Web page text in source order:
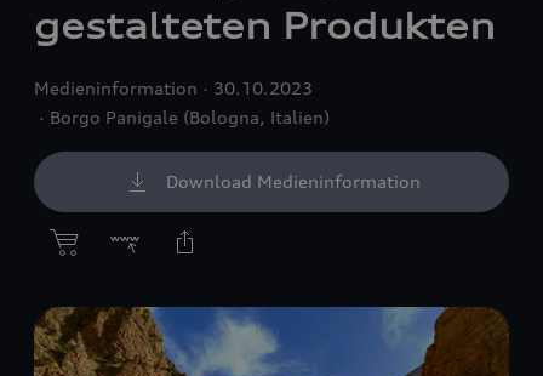
gestalteten Produkten
Medieninformation
30.10.2023
Borgo Panigale (Bologna, Italien)
Download Medieninformation